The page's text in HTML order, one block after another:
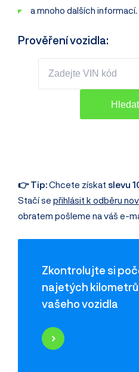
a mnoho dalších informací.
Prověření vozidla:
👉 Tip:Chcete získat slevu
Stačí se přihlásit k odběru
obratem pošleme na váš e-
Zkontrolujte si
najetých kilometrů
vašeho vozidla
Najeté kilometry